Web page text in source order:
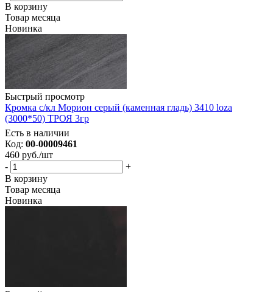
В корзину
Товар месяца
Новинка
Быстрый просмотр
Кромка с/кл Морион серый (каменная гладь) 3410 loza
(3000*50) ТРОЯ 3гр
Есть в наличии
Код: 00-00009461
460 руб./шт
-
+
В корзину
Товар месяца
Новинка